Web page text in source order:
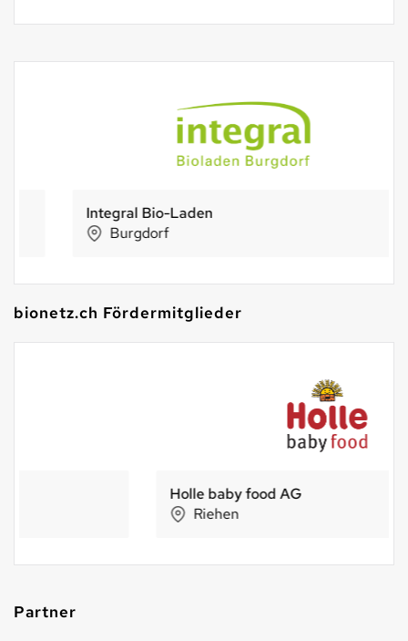
Integral Bio-Laden
Burgdorf
bionetz.ch Fördermitglieder
Holle baby food AG
Partner